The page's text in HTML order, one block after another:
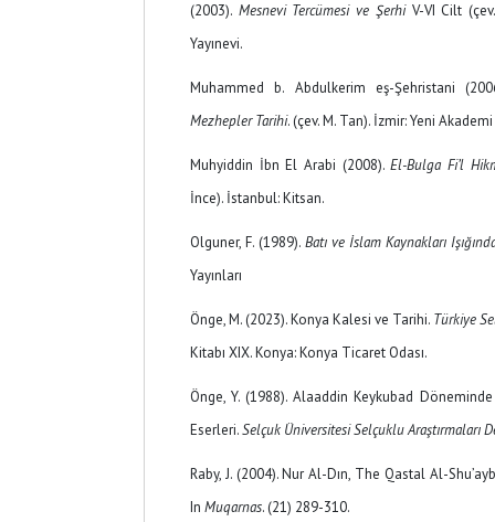
(2003). Mesnevi Tercümesi ve ŞerhiV-VI Cilt
Yayınevi.
Muhammed b. Abdulkerim eş-Şehristani
Mezhepler Tarihi. (çev. M. Tan). İzmir: Yeni Akademi
Muhyiddin İbn El Arabi (2008).El-Bulga Fi’l
İnce). İstanbul: Kitsan.
Olguner, F. (1989). Batı ve İslam Kaynakları
Yayınları
Önge, M. (2023). Konya Kalesi ve Tarihi. Türkiye
Kitabı XIX. Konya: Konya Ticaret Odası.
Önge, Y. (1988). Alaaddin Keykubad
Eserleri.Selçuk Üniversitesi Selçuklu Araştırmaları
Raby, J. (2004). Nur Al-Dın, The Qastal Al-
In Muqarnas. (21) 289-310.